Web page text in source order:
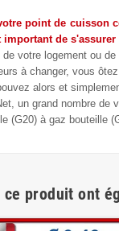
point de cuisson
de
votre logement ou
à changer, vous
alors et
un grand nombre
(G20) à gaz bouteille
produit ont